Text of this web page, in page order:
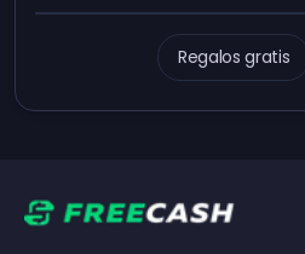
Regalos gratis